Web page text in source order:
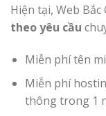
Hiện tại, Web
theo yêu cầu
Miễn phí tên
Miễn phí
thông trong 1